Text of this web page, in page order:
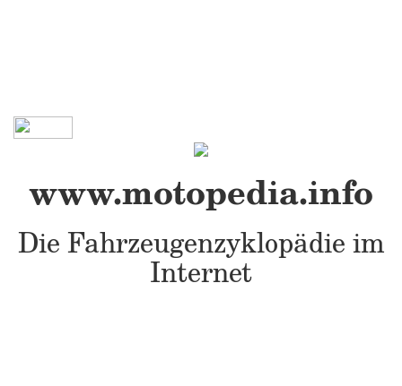
www.motopedia.info
Die Fahrzeugenzyklopädie im
Internet